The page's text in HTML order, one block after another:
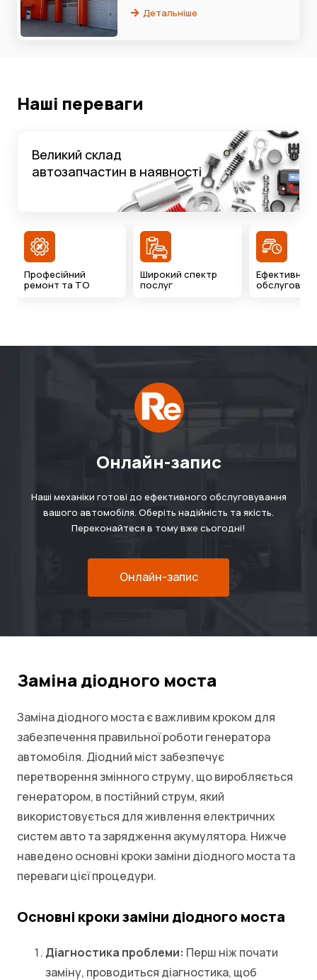
Детальніше
Наші переваги
Великий склад
автозапчастин в наявності
Професійний
ремонт та ТО
Широкий спектр
послуг
Ефективний
Онлайн-запис
Наші механіки готові до ефективного обслуговування
вашого автомобіля. Оберіть надійність та якість.
Переконайтеся в тому вже сьогодні!
Онлайн-запис
Заміна діодного моста
Заміна діодного моста є важливим кроком для
забезпечення правильної роботи генератора
автомобіля. Діодний міст забезпечує
перетворення змінного струму, що виробляється
генератором, в постійний струм, який
використовується для живлення електричних
систем авто та зарядження акумулятора. Нижче
наведено основні кроки заміни діодного моста та
переваги цієї процедури.
Основні кроки заміни діодного моста
Діагностика проблеми: Перш ніж почати
заміну, проводиться діагностика, щоб